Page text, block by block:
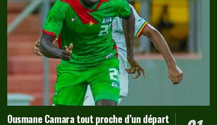
Ousmane Camara tout proche d’un départ